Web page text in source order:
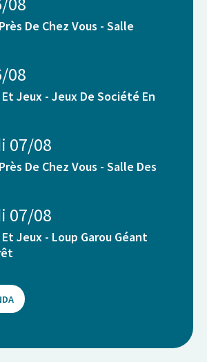
De Chez Vous - Salle
08
Jeux - Jeux De Société En
07/08
De Chez Vous - Salle Des
07/08
Jeux - Loup Garou Géant